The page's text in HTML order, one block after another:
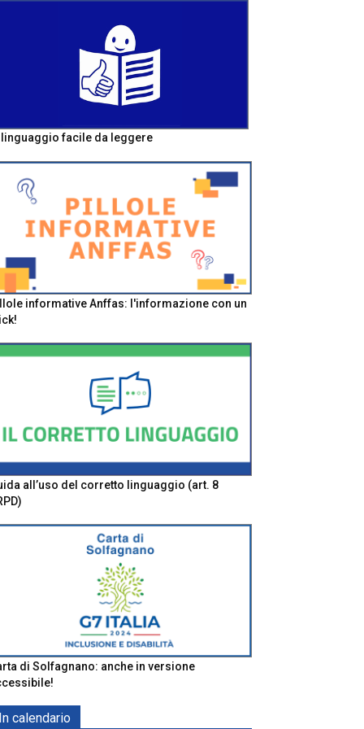
linguaggio facile da leggere
informative Anffas: l'informazione con un
all’uso del corretto linguaggio (art. 8
di Solfagnano: anche in versione
In calendario